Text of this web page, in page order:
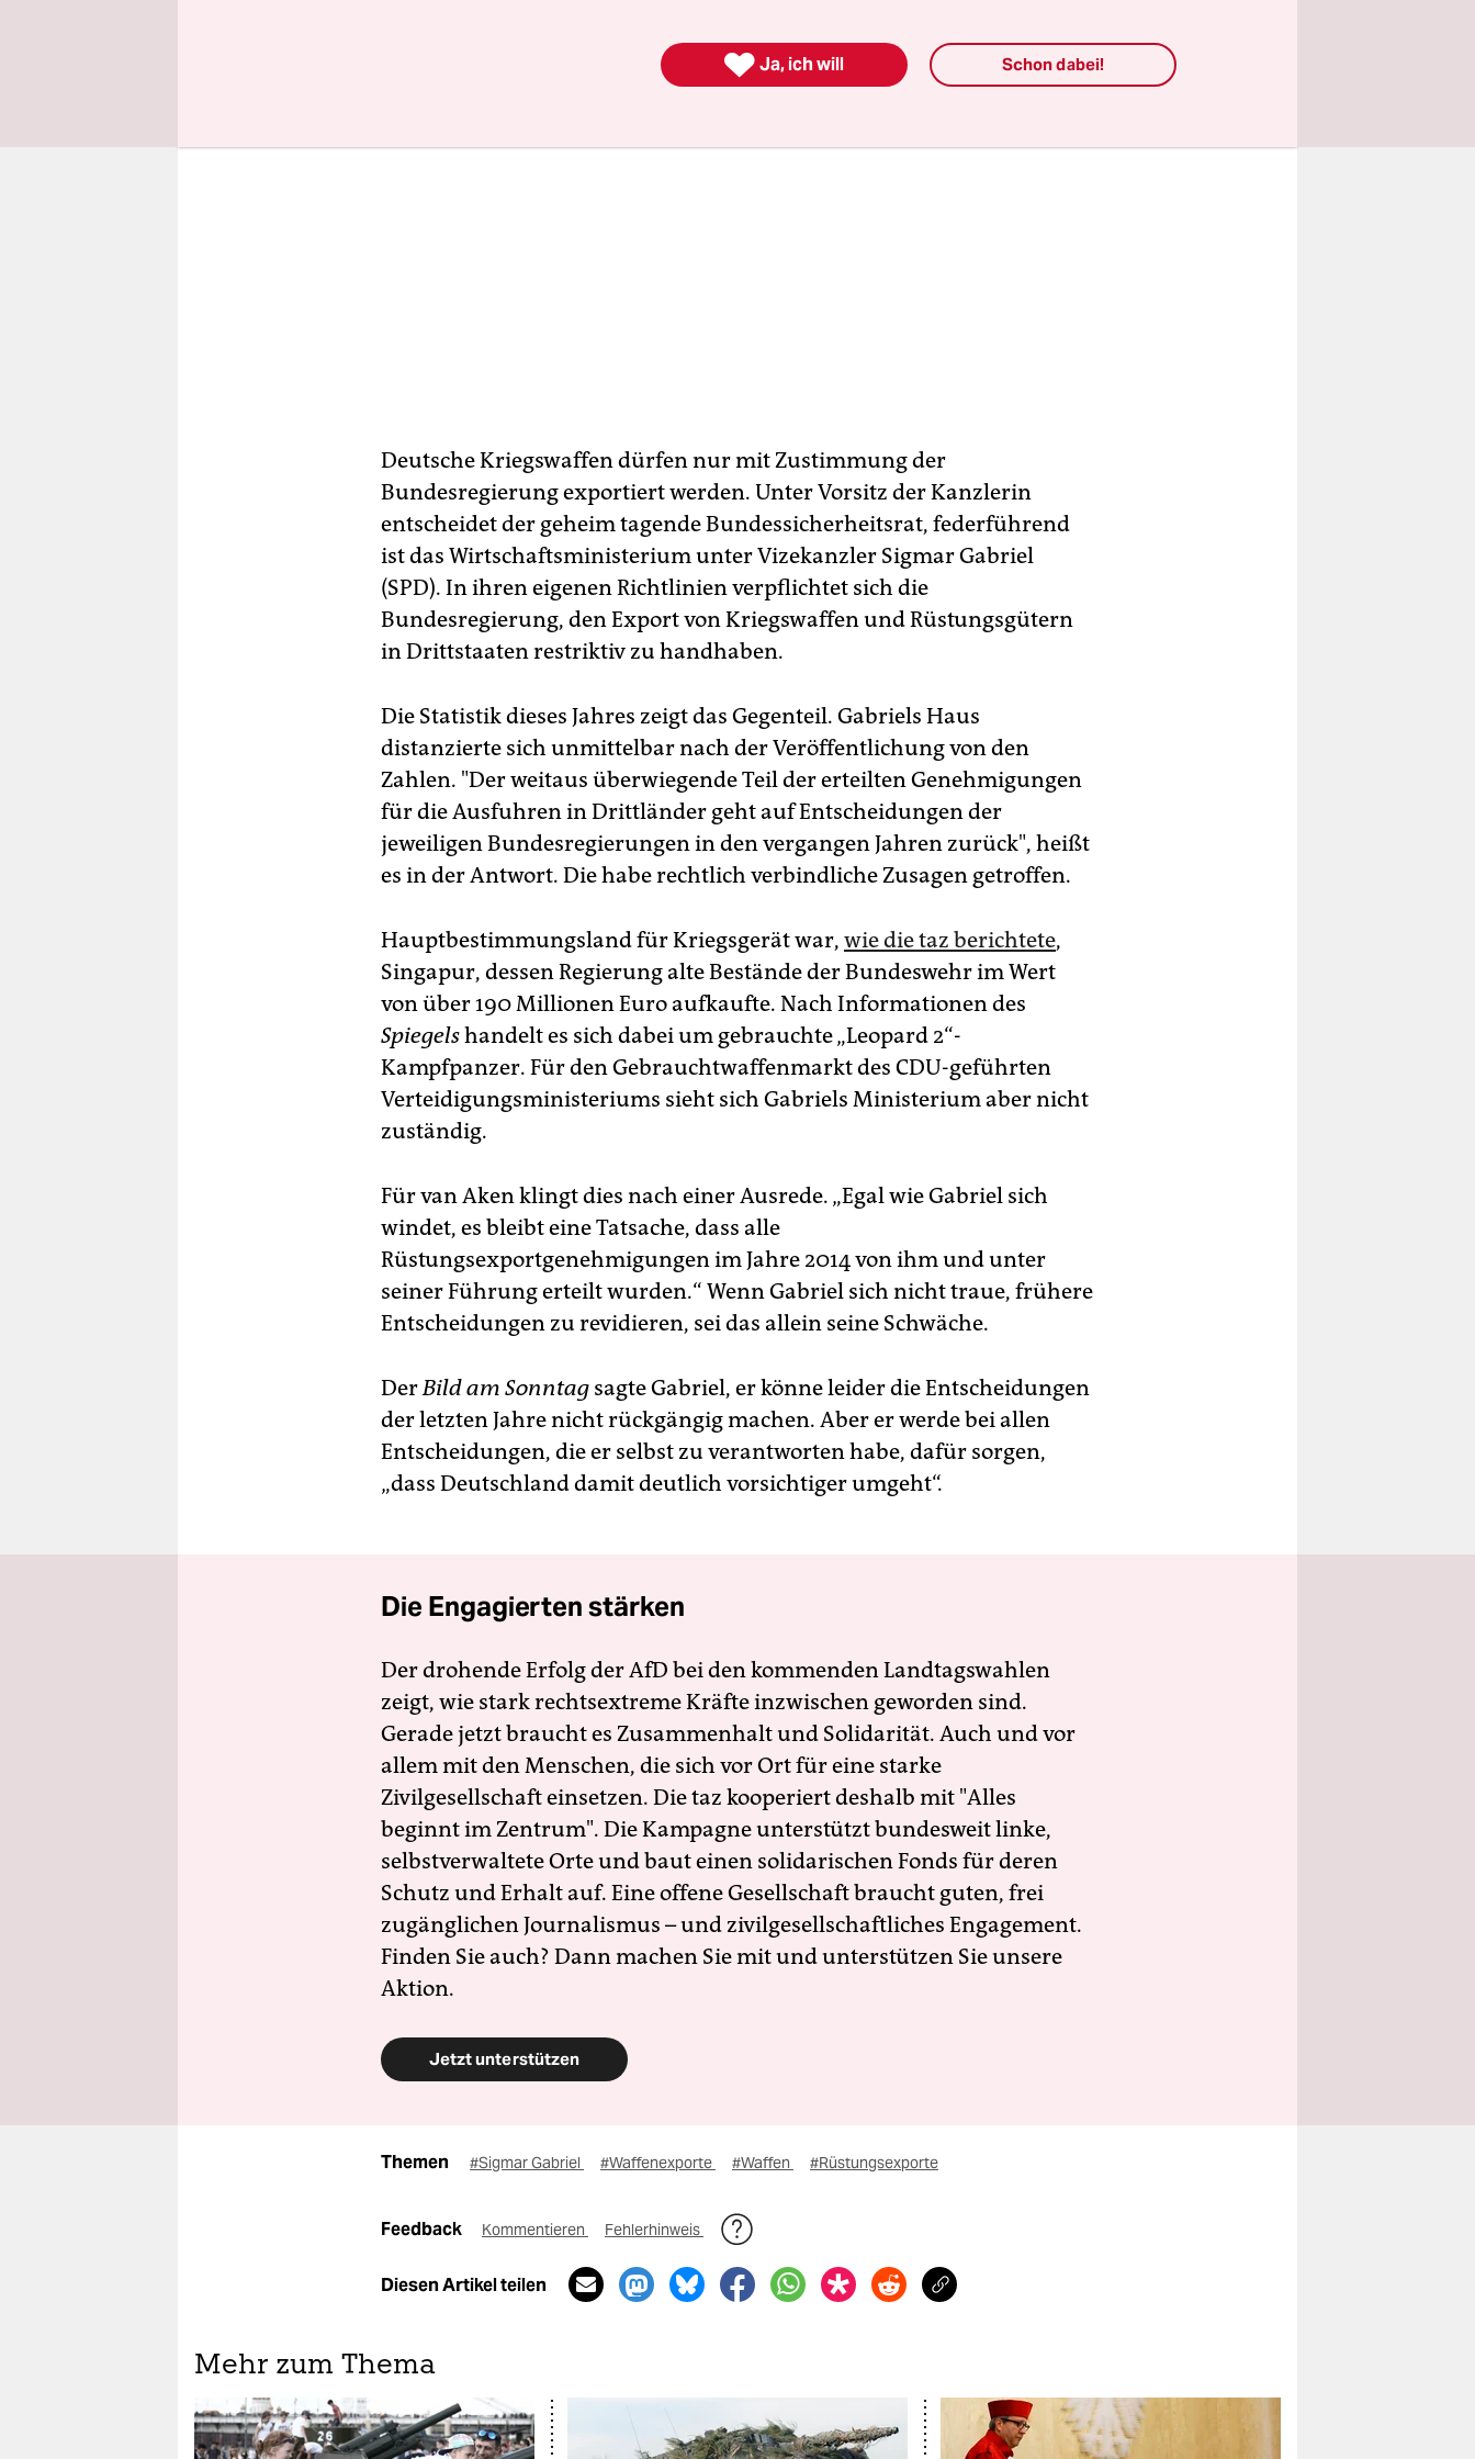
Deutsche Kriegswaffen dürfen nur mit Zustimmung der
Bundesregierung exportiert werden. Unter Vorsitz der Kanzlerin
entscheidet der geheim tagende Bundessicherheitsrat, federführend
ist das Wirtschaftsministerium unter Vizekanzler Sigmar Gabriel
(SPD). In ihren eigenen Richtlinien verpflichtet sich die
Bundesregierung, den Export von Kriegswaffen und Rüstungsgütern
in Drittstaaten restriktiv zu handhaben.
Die Statistik dieses Jahres zeigt das Gegenteil. Gabriels Haus
distanzierte sich unmittelbar nach der Veröffentlichung von den
Zahlen. "Der weitaus überwiegende Teil der erteilten Genehmigungen
für die Ausfuhren in Drittländer geht auf Entscheidungen der
jeweiligen Bundesregierungen in den vergangen Jahren zurück", heißt
es in der Antwort. Die habe rechtlich verbindliche Zusagen getroffen.
Hauptbestimmungsland für Kriegsgerät war, wie die taz berichtete,
Singapur, dessen Regierung alte Bestände der Bundeswehr im Wert
von über 190 Millionen Euro aufkaufte. Nach Informationen des
Spiegelshandelt es sich dabei um gebrauchte „Leopard 2“-
Kampfpanzer. Für den Gebrauchtwaffenmarkt des CDU-geführten
Verteidigungsministeriums sieht sich Gabriels Ministerium aber nicht
zuständig.
Für van Aken klingt dies nach einer Ausrede. „Egal wie Gabriel sich
windet, es bleibt eine Tatsache, dass alle
Rüstungsexportgenehmigungen im Jahre 2014 von ihm und unter
seiner Führung erteilt wurden.“ Wenn Gabriel sich nicht traue, frühere
Entscheidungen zu revidieren, sei das allein seine Schwäche.
DerBild am Sonntag sagte Gabriel, er könne leider die Entscheidungen
der letzten Jahre nicht rückgängig machen. Aber er werde bei allen
Entscheidungen, die er selbst zu verantworten habe, dafür sorgen,
„dass Deutschland damit deutlich vorsichtiger umgeht“.
Die Engagierten stärken
Der drohende Erfolg der AfD bei den kommenden Landtagswahlen
zeigt, wie stark rechtsextreme Kräfte inzwischen geworden sind.
Gerade jetzt braucht es Zusammenhalt und Solidarität. Auch und vor
allem mit den Menschen, die sich vor Ort für eine starke
Zivilgesellschaft einsetzen. Die taz kooperiert deshalb mit "Alles
beginnt im Zentrum". Die Kampagne unterstützt bundesweit linke,
selbstverwaltete Orte und baut einen solidarischen Fonds für deren
Schutz und Erhalt auf. Eine offene Gesellschaft braucht guten, frei
zugänglichen Journalismus – und zivilgesellschaftliches Engagement.
Finden Sie auch? Dann machen Sie mit und unterstützen Sie unsere
Aktion.
Jetzt unterstützen
Themen #Sigmar Gabriel #Waffenexporte #Waffen #Rüstungsexporte
Feedback Kommentieren Fehlerhinweis
Diesen Artikel teilen
Mehr zum Thema
 Ja, ich will Schon dabei!